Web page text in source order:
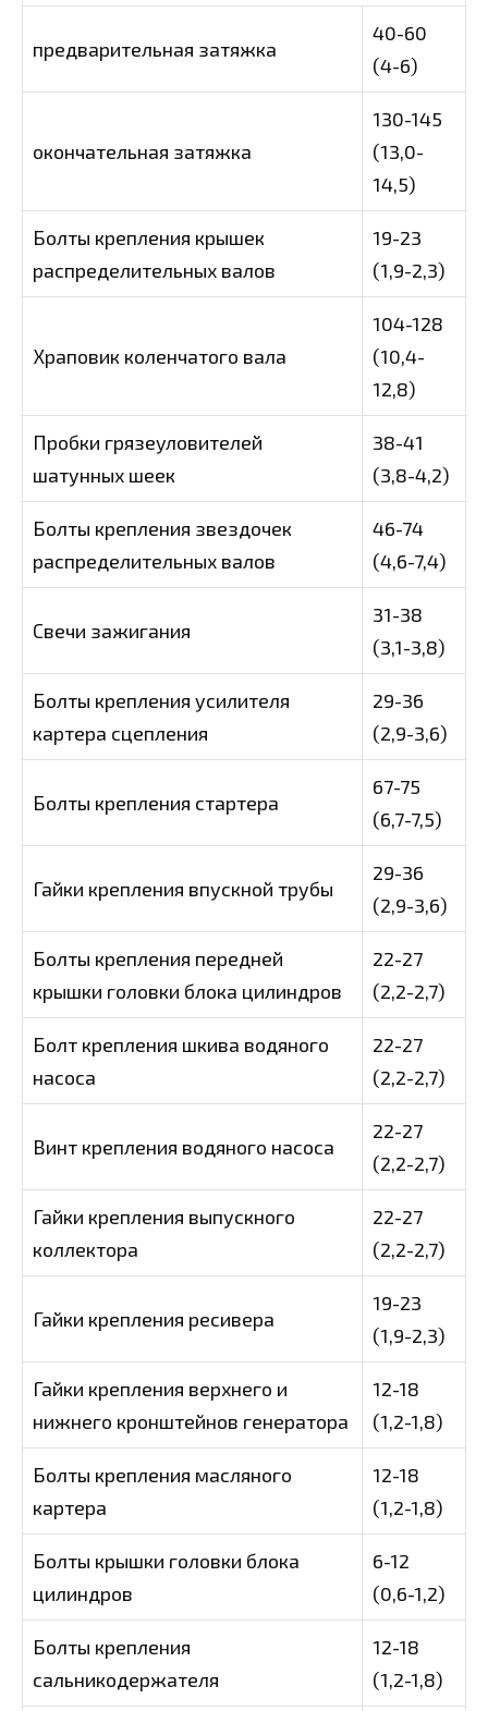
предварительная затяжка
40-60
(4-6)
окончательная затяжка
130-145
(13,0-
14,5)
Болты крепления крышек
распределительных валов
19-23
(1,9-2,3)
Храповик коленчатого вала
104-128
(10,4-
12,8)
Пробки грязеуловителей
шатунных шеек
38-41
(3,8-4,2)
Болты крепления звездочек
распределительных валов
46-74
(4,6-7,4)
Свечи зажигания
31-38
(3,1-3,8)
Болты крепления усилителя
картера сцепления
29-36
(2,9-3,6)
Болты крепления стартера
67-75
(6,7-7,5)
Гайки крепления впускной трубы
29-36
(2,9-3,6)
Болты крепления передней
крышки головки блока цилиндров
22-27
(2,2-2,7)
Болт крепления шкива водяного
насоса
22-27
(2,2-2,7)
Винт крепления водяного насоса
22-27
(2,2-2,7)
Гайки крепления выпускного
коллектора
22-27
(2,2-2,7)
Гайки крепления ресивера
19-23
(1,9-2,3)
Гайки крепления верхнего и
нижнего кронштейнов генератора
12-18
(1,2-1,8)
Болты крепления масляного
картера
12-18
(1,2-1,8)
Болты крышки головки блока
цилиндров
6-12
(0,6-1,2)
Болты крепления
сальникодержателя
12-18
(1,2-1,8)